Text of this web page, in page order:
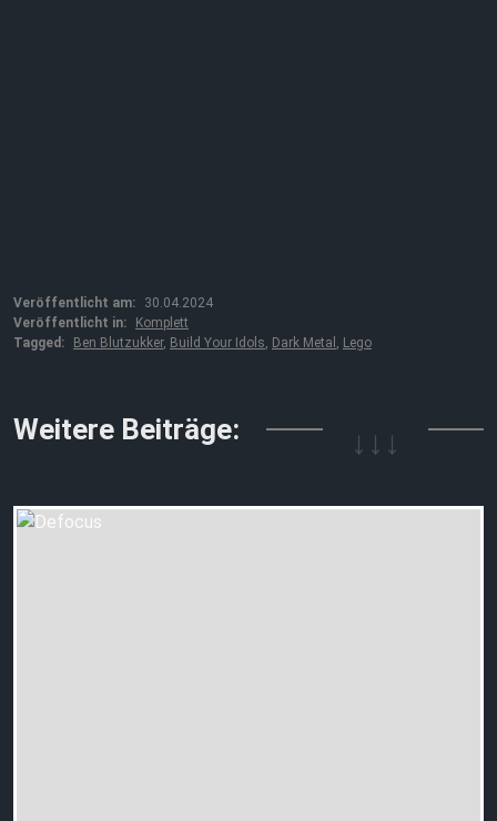
Veröffentlicht am:
30.04.2024
Veröffentlicht in:
Komplett
Tagged:
Ben Blutzukker, Build Your Idols, Dark Metal , Lego
Weitere Beiträge: